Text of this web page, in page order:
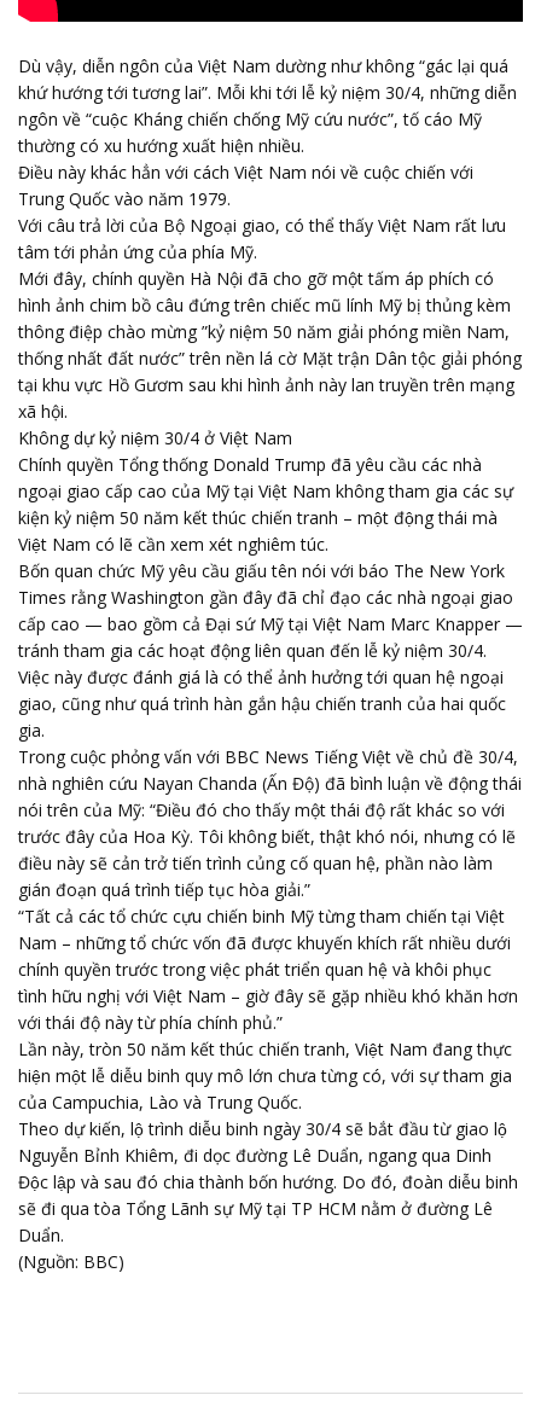
Dù vậy, diễn ngôn của Việt Nam dường như không “gác lại quá
khứ hướng tới tương lai”. Mỗi khi tới lễ kỷ niệm 30/4, những diễn
ngôn về “cuộc Kháng chiến chống Mỹ cứu nước”, tố cáo Mỹ
thường có xu hướng xuất hiện nhiều.
Điều này khác hẳn với cách Việt Nam nói về cuộc chiến với
Trung Quốc vào năm 1979.
Với câu trả lời của Bộ Ngoại giao, có thể thấy Việt Nam rất lưu
tâm tới phản ứng của phía Mỹ.
Mới đây, chính quyền Hà Nội đã cho gỡ một tấm áp phích có
hình ảnh chim bồ câu đứng trên chiếc mũ lính Mỹ bị thủng kèm
thông điệp chào mừng ”kỷ niệm 50 năm giải phóng miền Nam,
thống nhất đất nước” trên nền lá cờ Mặt trận Dân tộc giải phóng
tại khu vực Hồ Gươm sau khi hình ảnh này lan truyền trên mạng
xã hội.
Không dự kỷ niệm 30/4 ở Việt Nam
Chính quyền Tổng thống Donald Trump đã yêu cầu các nhà
ngoại giao cấp cao của Mỹ tại Việt Nam không tham gia các sự
kiện kỷ niệm 50 năm kết thúc chiến tranh – một động thái mà
Việt Nam có lẽ cần xem xét nghiêm túc.
Bốn quan chức Mỹ yêu cầu giấu tên nói với báo The New York
Times rằng Washington gần đây đã chỉ đạo các nhà ngoại giao
cấp cao — bao gồm cả Đại sứ Mỹ tại Việt Nam Marc Knapper —
tránh tham gia các hoạt động liên quan đến lễ kỷ niệm 30/4.
Việc này được đánh giá là có thể ảnh hưởng tới quan hệ ngoại
giao, cũng như quá trình hàn gắn hậu chiến tranh của hai quốc
gia.
Trong cuộc phỏng vấn với BBC News Tiếng Việt về chủ đề 30/4,
nhà nghiên cứu Nayan Chanda (Ấn Độ) đã bình luận về động thái
nói trên của Mỹ: “Điều đó cho thấy một thái độ rất khác so với
trước đây của Hoa Kỳ. Tôi không biết, thật khó nói, nhưng có lẽ
điều này sẽ cản trở tiến trình củng cố quan hệ, phần nào làm
gián đoạn quá trình tiếp tục hòa giải.”
“Tất cả các tổ chức cựu chiến binh Mỹ từng tham chiến tại Việt
Nam – những tổ chức vốn đã được khuyến khích rất nhiều dưới
chính quyền trước trong việc phát triển quan hệ và khôi phục
tình hữu nghị với Việt Nam – giờ đây sẽ gặp nhiều khó khăn hơn
với thái độ này từ phía chính phủ.”
Lần này, tròn 50 năm kết thúc chiến tranh, Việt Nam đang thực
hiện một lễ diễu binh quy mô lớn chưa từng có, với sự tham gia
của Campuchia, Lào và Trung Quốc.
Theo dự kiến, lộ trình diễu binh ngày 30/4 sẽ bắt đầu từ giao lộ
Nguyễn Bỉnh Khiêm, đi dọc đường Lê Duẩn, ngang qua Dinh
Độc lập và sau đó chia thành bốn hướng. Do đó, đoàn diễu binh
sẽ đi qua tòa Tổng Lãnh sự Mỹ tại TP HCM nằm ở đường Lê
Duẩn.
(Nguồn: BBC)